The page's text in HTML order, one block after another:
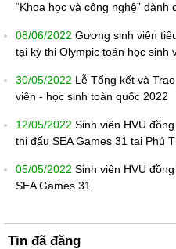
“Khoa học và công nghệ” dành
08/06/2022 Gương sinh viên
tại kỳ thi Olympic toán học sinh
30/05/2022 Lễ Tổng kết và
viên - học sinh toàn quốc 2022
12/05/2022 Sinh viên HVU
thi đấu SEA Games 31 tại Phú
05/05/2022 Sinh viên HVU
SEA Games 31
Tin đã đăng